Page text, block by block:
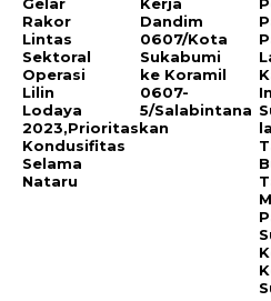
Rakor
Lintas
Sektoral
Operasi
Lilin
Lodaya
2023,Prioritaskan
Kondusifitas
Selama
Nataru
Dandim
0607/Kota
Sukabumi
ke Koramil
0607-
5/Salabintana